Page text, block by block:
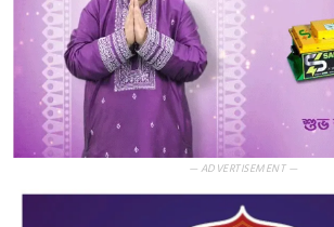
— ADVERTISEMENT —